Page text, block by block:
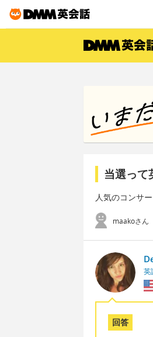
当選って
人気のコンサ
maakoさん
英
回答